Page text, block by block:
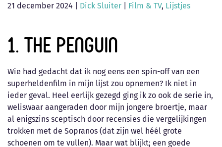
21 december 2024 Dick Sluiter Film & TV, Lijstjes
1. The Penguin
Wie had gedacht dat ik nog eens een spin-off van een
superheldenfilm in mijn lijst zou opnemen? Ik niet in
ieder geval. Heel eerlijk gezegd ging ik zo ook de serie in,
weliswaar aangeraden door mijn jongere broertje, maar
al enigszins sceptisch door recensies die vergelijkingen
trokken met de Sopranos (dat zijn wel héél grote
schoenen om te vullen). Maar wat blijkt; een goede